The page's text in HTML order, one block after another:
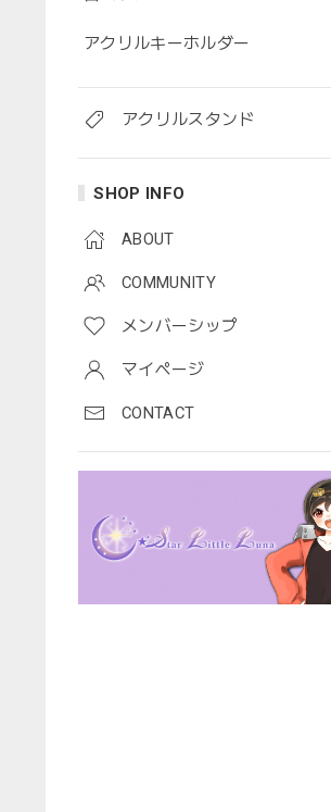
アクリルキーホルダー
アクリルスタンド
SHOP INFO
ABOUT
COMMUNITY
メンバーシップ
マイページ
CONTACT